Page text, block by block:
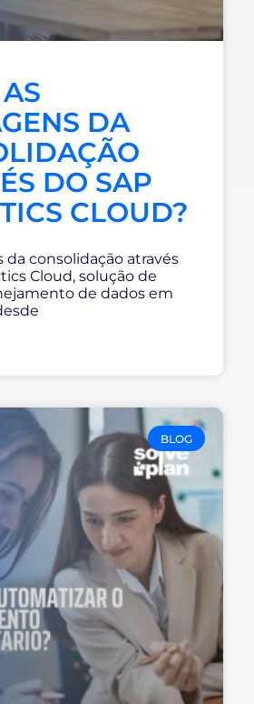
DA
DO SAP
CLOUD?
da consolidação através
Cloud, solução de
de dados em
BLOG